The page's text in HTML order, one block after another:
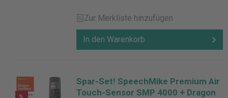
Tricks Ihren Nutzen der Dragon
Spracherkennung.
Zur Merkliste hinzufügen
In den Warenkorb
Spar-Set! SpeechMike Premium Air
Touch-Sensor SMP 4000 + Dragon